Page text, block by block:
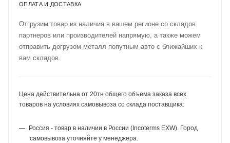
ОПЛАТА И ДОСТАВКА
Отгрузим товар из наличия в вашем регионе со складов
партнеров или производителей напрямую, а также можем
отправить догрузом металл попутным авто с ближайших к
вам складов.
Цена действительна от 20тн общего объема заказа всех
товаров на условиях самовывоза со склада поставщика:
Россия - товар в наличии в России (Incoterms EXW). Город
самовывоза уточняйте у менеджера.